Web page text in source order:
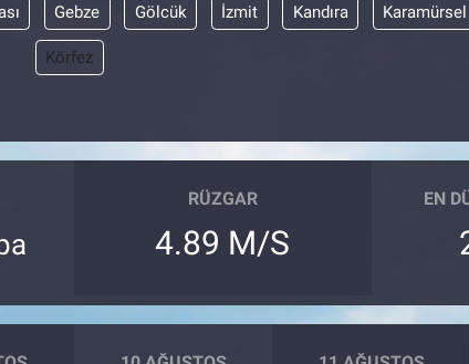
Gebze Gölcük İzmit Kandıra Karamürsel
Körfez
RÜZGAR
4.89 M/S
EN